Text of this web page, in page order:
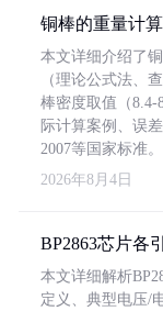
铜棒的重量计
本文详细介绍了
（理论公式法、
棒密度取值（8.4-
际计算案例、误
2007等国家标准。
2026年8月4日
BP2863芯片各
本文详细解析
定义、典型电压/